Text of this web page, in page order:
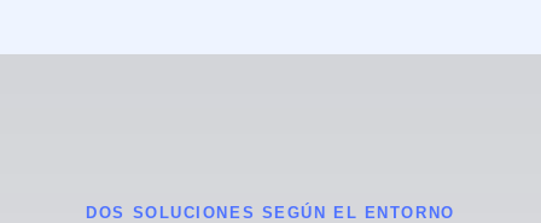
DOS SOLUCIONES SEGÚN EL ENTORNO